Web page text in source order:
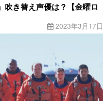
吹き替え声優は？【金曜ロ
2023年3月17日